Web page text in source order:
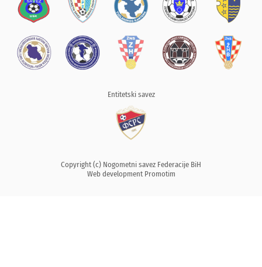
Entitetski savez
Copyright (c) Nogometni savez Federacije BiH
Web development Promotim